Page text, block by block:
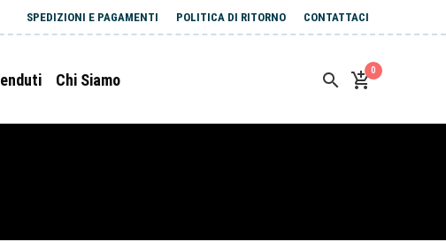
SPEDIZIONI E PAGAMENTI POLITICA DI RITORNO CONTATTACI
Chi Siamo
0